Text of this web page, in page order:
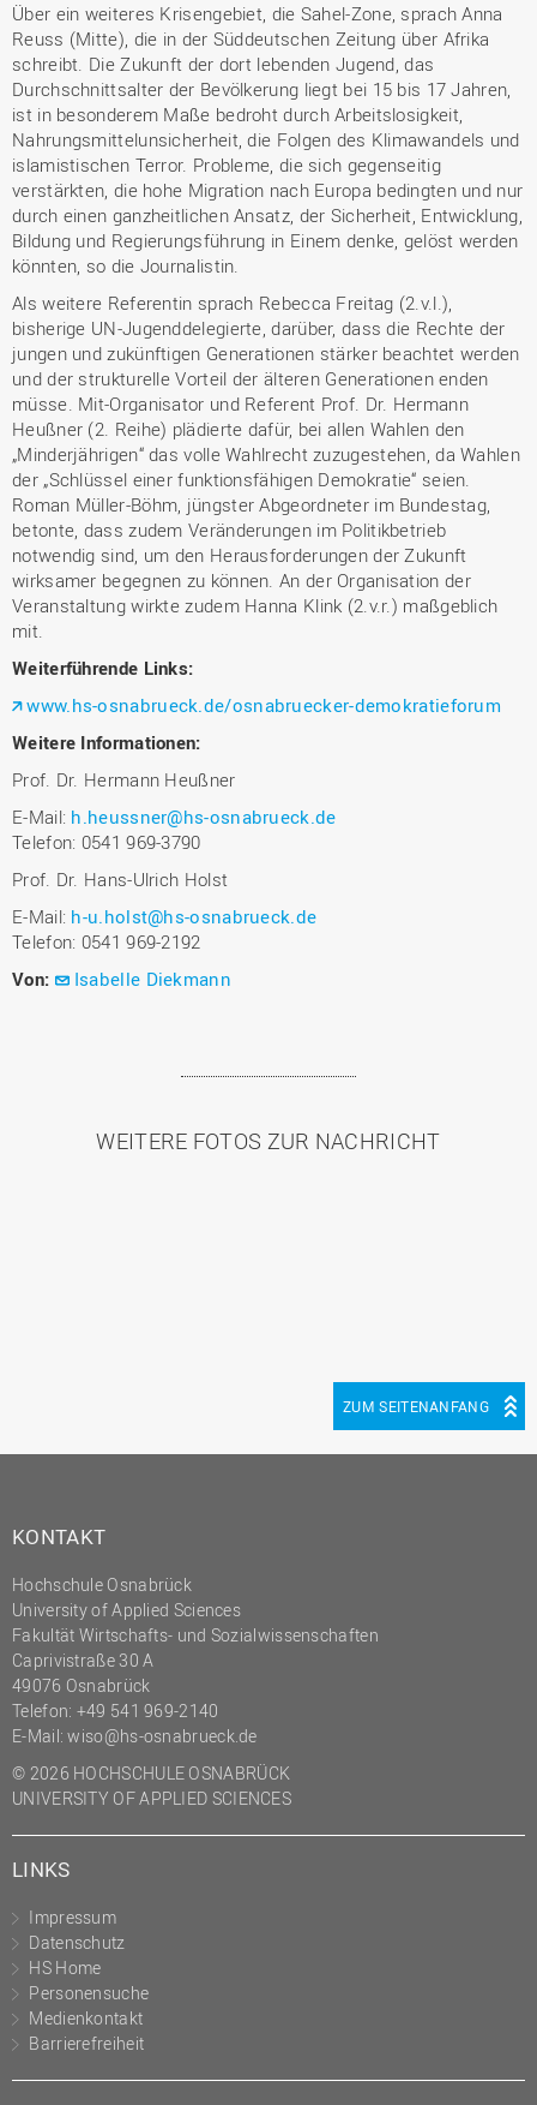
Über ein weiteres Krisengebiet, die Sahel-Zone, sprach Anna
Reuss (Mitte), die in der Süddeutschen Zeitung über Afrika
schreibt. Die Zukunft der dort lebenden Jugend, das
Durchschnittsalter der Bevölkerung liegt bei 15 bis 17 Jahren,
ist in besonderem Maße bedroht durch Arbeitslosigkeit,
Nahrungsmittelunsicherheit, die Folgen des Klimawandels und
islamistischen Terror. Probleme, die sich gegenseitig
verstärkten, die hohe Migration nach Europa bedingten und nur
durch einen ganzheitlichen Ansatz, der Sicherheit, Entwicklung,
Bildung und Regierungsführung in Einem denke, gelöst werden
könnten, so die Journalistin.
Als weitere Referentin sprach Rebecca Freitag (2.v.l.),
bisherige UN-Jugenddelegierte, darüber, dass die Rechte der
jungen und zukünftigen Generationen stärker beachtet werden
und der strukturelle Vorteil der älteren Generationen enden
müsse. Mit-Organisator und Referent Prof. Dr. Hermann
Heußner (2. Reihe) plädierte dafür, bei allen Wahlen den
„Minderjährigen“ das volle Wahlrecht zuzugestehen, da Wahlen
der „Schlüssel einer funktionsfähigen Demokratie“ seien.
Roman Müller-Böhm, jüngster Abgeordneter im Bundestag,
betonte, dass zudem Veränderungen im Politikbetrieb
notwendig sind, um den Herausforderungen der Zukunft
wirksamer begegnen zu können. An der Organisation der
Veranstaltung wirkte zudem Hanna Klink (2.v.r.) maßgeblich
mit.
Weiterführende Links:
www.hs-osnabrueck.de/osnabruecker-demokratieforum
Weitere Informationen:
Prof. Dr. Hermann Heußner
E-Mail: h.heussner@hs-osnabrueck.de
Telefon: 0541 969-3790
Prof. Dr. Hans-Ulrich Holst
E-Mail: h-u.holst@hs-osnabrueck.de
Telefon: 0541 969-2192
Von:
Isabelle Diekmann
WEITERE FOTOS ZUR NACHRICHT
ZUM SEITENANFANG
KONTAKT
Hochschule Osnabrück
University of Applied Sciences
Fakultät Wirtschafts- und Sozialwissenschaften
Caprivistraße 30 A
49076 Osnabrück
Telefon: +49 541 969-2140
E-Mail:wiso@hs-osnabrueck.de
© 2026 HOCHSCHULE OSNABRÜCK
UNIVERSITY OF APPLIED SCIENCES
LINKS
Impressum
Datenschutz
HS Home
Personensuche
Medienkontakt
Barrierefreiheit